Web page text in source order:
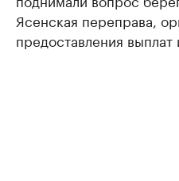
Ясенская переправа,
предоставления выплат